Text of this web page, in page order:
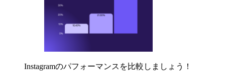
Instagramのパフォーマンスを比較しましょう！